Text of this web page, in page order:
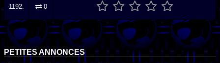
1192. 0
PETITES ANNONCES